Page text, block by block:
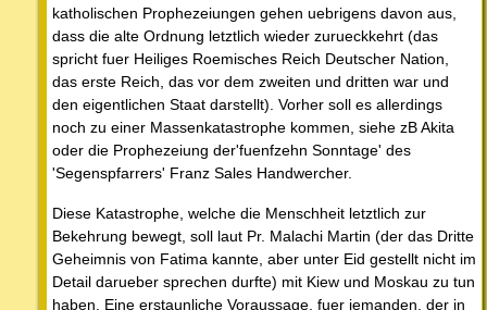
katholischen Prophezeiungen gehen uebrigens davon aus,
dass die alte Ordnung letztlich wieder zurueckkehrt (das
spricht fuer Heiliges Roemisches Reich Deutscher Nation,
das erste Reich, das vor dem zweiten und dritten war und
den eigentlichen Staat darstellt). Vorher soll es allerdings
noch zu einer Massenkatastrophe kommen, siehe zB Akita
oder die Prophezeiung der'fuenfzehn Sonntage' des
'Segenspfarrers' Franz Sales Handwercher.
Diese Katastrophe, welche die Menschheit letztlich zur
Bekehrung bewegt, soll laut Pr. Malachi Martin (der das Dritte
Geheimnis von Fatima kannte, aber unter Eid gestellt nicht im
Detail darueber sprechen durfte) mit Kiew und Moskau zu tun
haben. Eine erstaunliche Voraussage, fuer jemanden, der in